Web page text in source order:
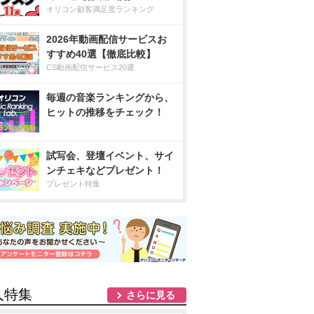
オリコン顧客満足度ランキング
2026年動画配信サービスお
すすめ40選【徹底比較】
CS動画配信サービス20選
毎週の音楽ランキングから、
ヒットの推移をチェック！
試写会、登壇イベント、サイ
ンチェキなどプレゼント！
プレゼント特集
特集 さらに見る